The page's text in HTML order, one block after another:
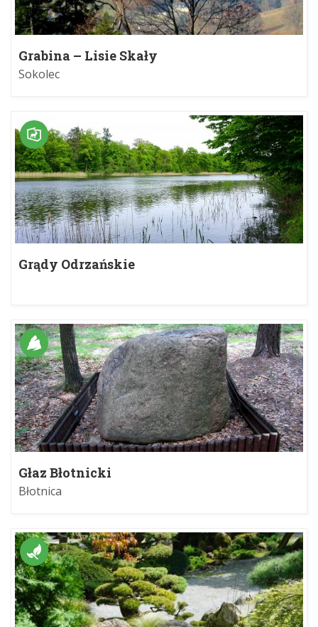
Grabina – Lisie Skały
Sokolec
Grądy Odrzańskie
Głaz Błotnicki
Błotnica